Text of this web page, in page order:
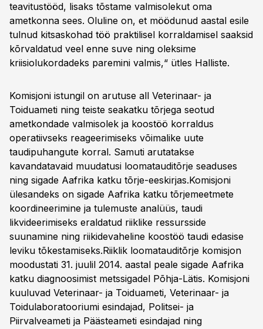
teavitustööd, lisaks tõstame valmisolekut oma
ametkonna sees. Oluline on, et möödunud aastal esile
tulnud kitsaskohad töö praktilisel korraldamisel saaksid
kõrvaldatud veel enne suve ning oleksime
kriisiolukordadeks paremini valmis,“ ütles Halliste.
Komisjoni istungil on arutuse all Veterinaar- ja
Toiduameti ning teiste seakatku tõrjega seotud
ametkondade valmisolek ja koostöö korraldus
operatiivseks reageerimiseks võimalike uute
taudipuhangute korral. Samuti arutatakse
kavandatavaid muudatusi loomatauditõrje seaduses
ning sigade Aafrika katku tõrje-eeskirjas.Komisjoni
ülesandeks on sigade Aafrika katku tõrjemeetmete
koordineerimine ja tulemuste analüüs, taudi
likvideerimiseks eraldatud riiklike ressursside
suunamine ning riikidevaheline koostöö taudi edasise
leviku tõkestamiseks.Riiklik loomatauditõrje komisjon
moodustati 31. juulil 2014. aastal peale sigade Aafrika
katku diagnoosimist metssigadel Põhja-Lätis. Komisjoni
kuuluvad Veterinaar- ja Toiduameti, Veterinaar- ja
Toidulaboratooriumi esindajad, Politsei- ja
Piirvalveameti ja Päästeameti esindajad ning